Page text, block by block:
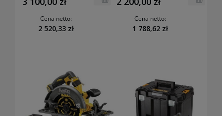
2*6.0AH
Cena netto:
2 520,33 zł
Cena netto:
1 788,62 zł